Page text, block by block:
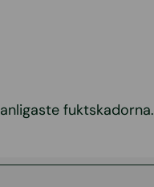
fuktskadorna.